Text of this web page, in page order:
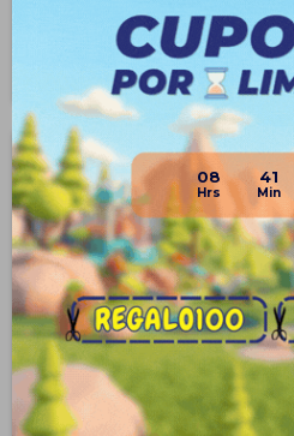
08 41
$ 450
Disponible PickUp
Disponible Envío
Uzspace Campera Infantil
Inflada Liviana Facil Sobre -